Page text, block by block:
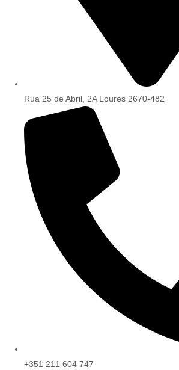
Rua 25 de Abril, 2A Loures 2670-482
+351 211 604 747